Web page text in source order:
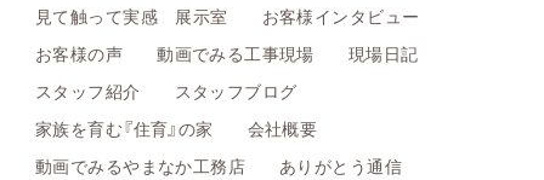
見て触って実感 展示室
お客様インタビュー
お客様の声
動画でみる工事現場
現場日記
スタッフ紹介
スタッフブログ
家族を育む『住育』の家
会社概要
動画でみるやまなか工務店
ありがとう通信